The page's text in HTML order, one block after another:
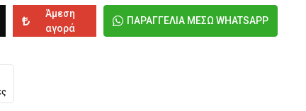
Άμεση
αγορά
ΠΑΡΑΓΓΕΛΙΑ ΜΕΣΩ WHATSAPP